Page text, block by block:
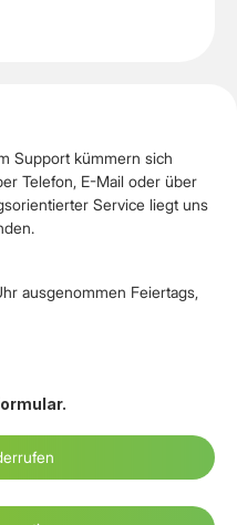
Support kümmern sich
Telefon, E-Mail oder über
Service liegt uns
ausgenommen Feiertags,
.